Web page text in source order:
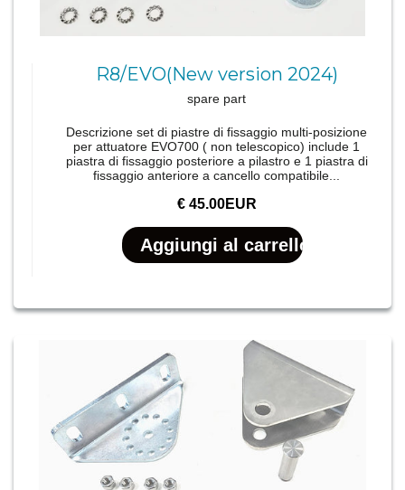
R8/EVO(New version 2024)
spare part
Descrizione set di piastre di fissaggio multi-posizione
per attuatore EVO700 ( non telescopico) include 1
piastra di fissaggio posteriore a pilastro e 1 piastra di
fissaggio anteriore a cancello compatibile...
€ 45.00EUR